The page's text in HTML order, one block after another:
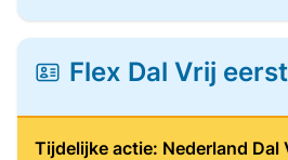
Flex Dal Vrij
Tijdelijke actie: Nederland Dal